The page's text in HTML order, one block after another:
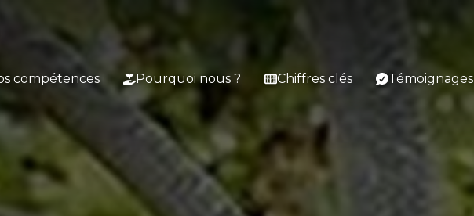
compétences Pourquoi nous ? Chiffres clés Témoignages